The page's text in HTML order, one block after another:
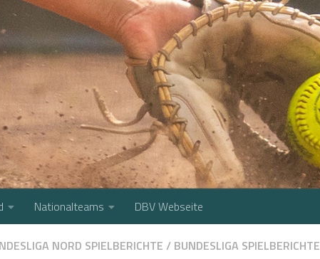
Nationalteams DBV Webseite
NORD SPIELBERICHTE / BUNDESLIGA SPIELBERICHTE